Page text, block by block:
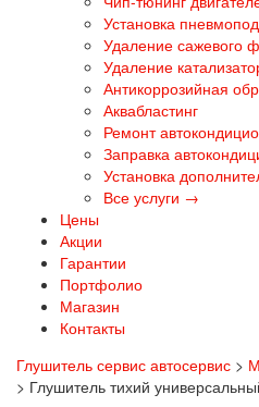
Установка
Удаление сажевого
Удаление
Антикоррозийная
Аквабластинг
Ремонт
Заправка
Установка
Все услуги →
Цены
Акции
Гарантии
Портфолио
Магазин
Контакты
Глушитель сервис автосервис >
> Глушитель тихий